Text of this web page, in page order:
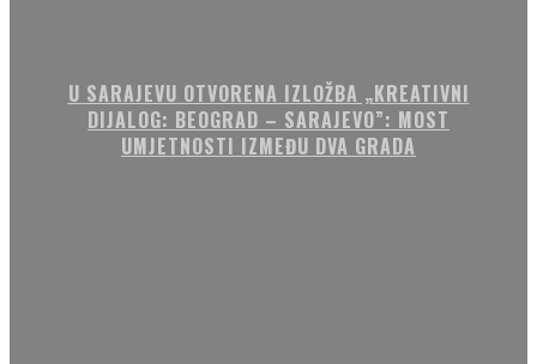
U SARAJEVU OTVORENA IZLOŽBA „KREATIVNI
DIJALOG: BEOGRAD – SARAJEVO”: MOST
UMJETNOSTI IZMEĐU DVA GRADA